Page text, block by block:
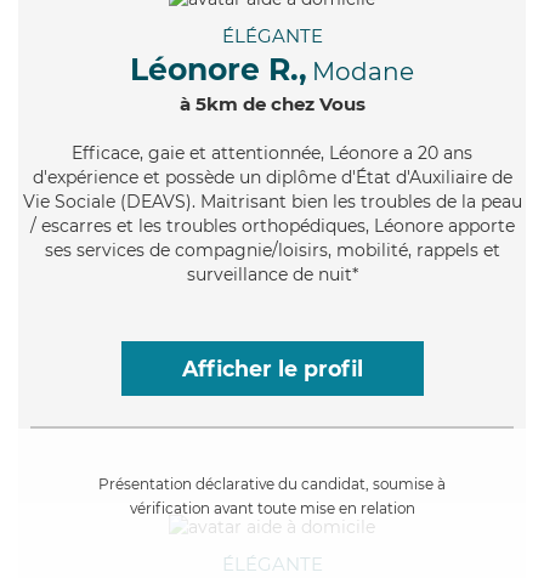
ÉLÉGANTE
Léonore R., Modane
à 5km de chez Vous
Efficace, gaie et attentionnée, Léonore a 20 ans
d'expérience et possède un diplôme d'État d'Auxiliaire de
Vie Sociale (DEAVS). Maitrisant bien les troubles de la peau
/ escarres et les troubles orthopédiques, Léonore apporte
ses services de compagnie/loisirs, mobilité, rappels et
surveillance de nuit*
Afficher le profil
Présentation déclarative du candidat, soumise à
vérification avant toute mise en relation
ÉLÉGANTE